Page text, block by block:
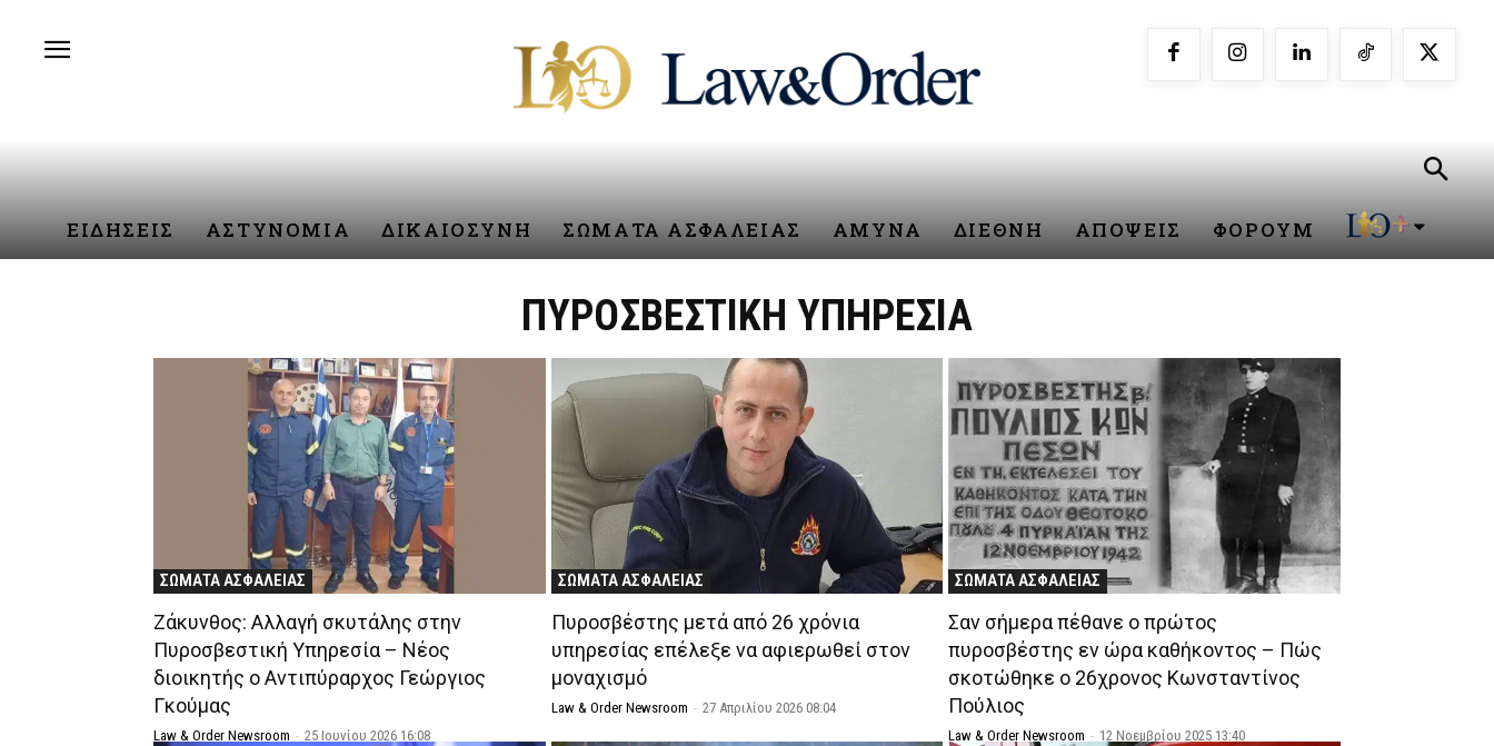
ΕΙΔΗΣΕΙΣ ΑΣΤΥΝΟΜΙΑ ΔΙΚΑΙΟΣΥΝΗ ΣΩΜΑΤΑ ΑΣΦΑΛΕΙΑΣ ΑΜΥΝΑ ΔΙΕΘΝΗ ΑΠΟΨΕΙΣ ΦΟΡΟΥΜ
ΠΥΡΟΣΒΕΣΤΙΚΗ ΥΠΗΡΕΣΙΑ
ΣΩΜΑΤΑ ΑΣΦΑΛΕΙΑΣ
Ζάκυνθος: Αλλαγή σκυτάλης στην
Πυροσβεστική Υπηρεσία – Νέος
διοικητής ο Αντιπύραρχος Γεώργιος
Γκούμας
Law & Order Newsroom - 25 Ιουνίου 2026 16:08
ΣΩΜΑΤΑ ΑΣΦΑΛΕΙΑΣ
Πυροσβέστης μετά από 26 χρόνια
υπηρεσίας επέλεξε να αφιερωθεί στον
μοναχισμό
Law & Order Newsroom - 27 Απριλίου 2026 08:04
ΣΩΜΑΤΑ ΑΣΦΑΛΕΙΑΣ
Σαν σήμερα πέθανε ο πρώτος
πυροσβέστης εν ώρα καθήκοντος – Πώς
σκοτώθηκε ο 26χρονος Κωνσταντίνος
Πούλιος
Law & Order Newsroom - 12 Νοεμβρίου 2025 13:40